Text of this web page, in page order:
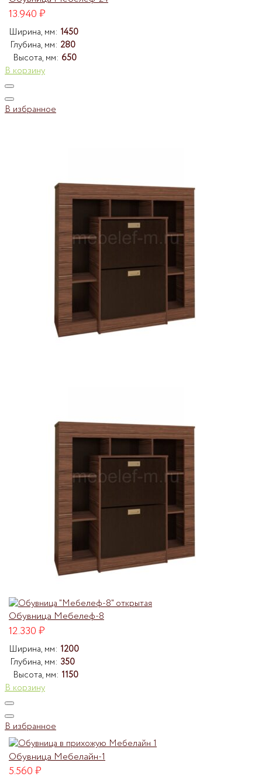
13.940₽
Ширина, мм: 1450
Глубина, мм: 280
Высота, мм: 650
В корзину
В избранное
Обувница Мебелеф-8
12.330₽
Ширина, мм: 1200
Глубина, мм: 350
Высота, мм: 1150
В корзину
В избранное
Обувница Мебелайн-1
5.560₽